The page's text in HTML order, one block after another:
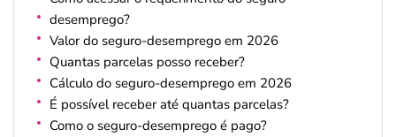
desemprego?
Valor do seguro-desemprego em 2026
Quantas parcelas posso receber?
Cálculo do seguro-desemprego em 2026
É possível receber até quantas parcelas?
Como o seguro-desemprego é pago?